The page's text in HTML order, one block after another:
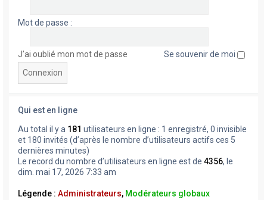
Mot de passe :
J’ai oublié mon mot de passe Se souvenir de moi
Qui est en ligne
Au total il y a 181 utilisateurs en ligne : 1 enregistré, 0 invisible
et 180 invités (d’après le nombre d’utilisateurs actifs ces 5
dernières minutes)
Le record du nombre d’utilisateurs en ligne est de 4356, le
dim. mai 17, 2026 7:33 am
Légende : Administrateurs, Modérateurs globaux